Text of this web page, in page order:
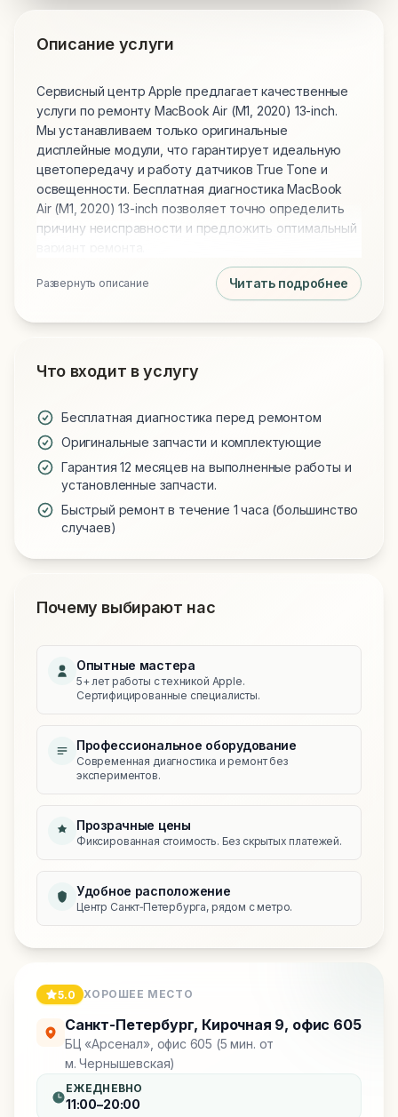
Описание услуги
Сервисный центр Apple предлагает качественные
услуги по ремонту MacBook Air (M1, 2020) 13-inch.
Мы устанавливаем только оригинальные
дисплейные модули, что гарантирует идеальную
цветопередачу и работу датчиков True Tone и
освещенности. Бесплатная диагностика MacBook
Air (M1, 2020) 13-inch позволяет точно определить
причину неисправности и предложить оптимальный
Развернуть описание Читать подробнее
Что входит в услугу
Бесплатная диагностика перед ремонтом
Оригинальные запчасти и комплектующие
Гарантия 12 месяцев на выполненные работы и
установленные запчасти.
Быстрый ремонт в течение 1 часа (большинство
случаев)
Почему выбирают нас
Опытные мастера
5+ лет работы с техникой Apple.
Сертифицированные специалисты.
Профессиональное оборудование
Современная диагностика и ремонт без
экспериментов.
Прозрачные цены
Фиксированная стоимость. Без скрытых платежей.
Удобное расположение
Центр Санкт‑Петербурга, рядом с метро.
5.0 ХОРОШЕЕ МЕСТО
Санкт-Петербург, Кирочная 9, офис 605
БЦ «Арсенал», офис 605 (5 мин. от
м. Чернышевская)
ЕЖЕДНЕВНО
11:00–20:00